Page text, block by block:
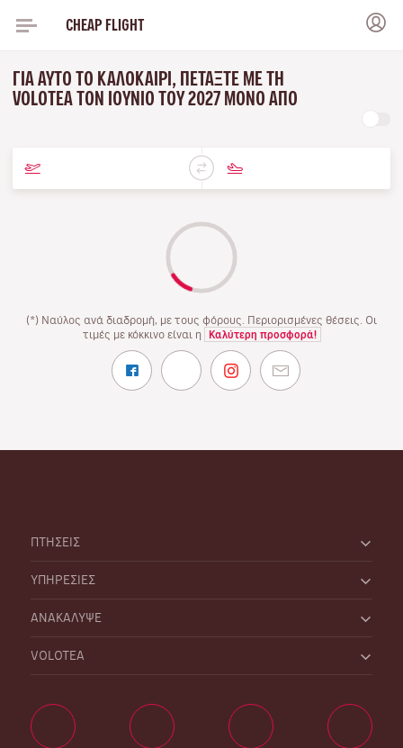
CHEAP FLIGHT
ΓΙΑ ΑΥΤΌ ΤΟ ΚΑΛΟΚΑΊΡΙ, ΠΕΤΆΞΤΕ ΜΕ ΤΗ
VOLOTEA ΤΟΝ ΙΟΎΝΙΟ ΤΟΥ 2027 ΜΌΝΟ ΑΠΌ
(*) Ναύλος ανά διαδρομή, με τους φόρους. Περιορισμένες θέσεις. Οι
τιμές με κόκκινο είναι η
Καλύτερη προσφορά!
ΠΤΗΣΕΙΣ
ΥΠΗΡΕΣΙΕΣ
ΑΝΑΚΑΛΥΨΕ
VOLOTEA